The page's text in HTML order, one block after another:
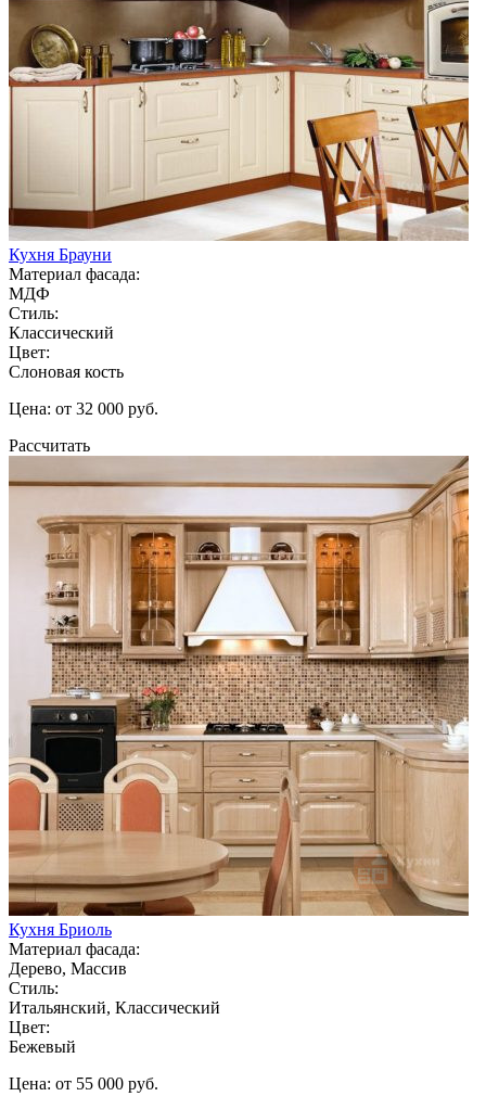
Кухня Брауни
Материал фасада:
МДФ
Стиль:
Классический
Цвет:
Слоновая кость
Цена: от 32 000 руб.
Рассчитать
Кухня Бриоль
Материал фасада:
Дерево, Массив
Стиль:
Итальянский, Классический
Цвет:
Бежевый
Цена: от 55 000 руб.